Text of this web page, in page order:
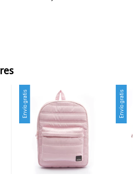
Envío gratis Envío gratis